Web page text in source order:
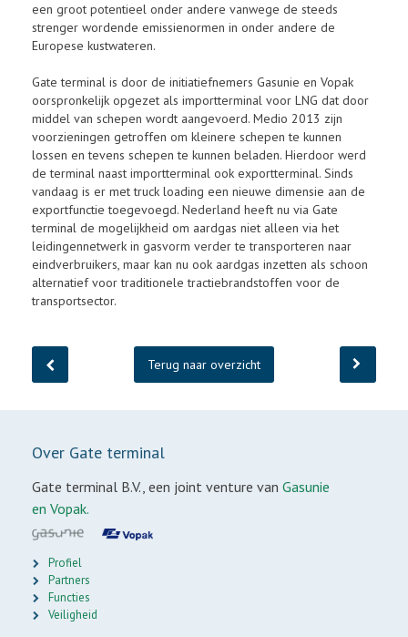
een groot potentieel onder andere vanwege de steeds
strenger wordende emissienormen in onder andere de
Europese kustwateren.
Gate terminal is door de initiatiefnemers Gasunie en Vopak
oorspronkelijk opgezet als importterminal voor LNG dat door
middel van schepen wordt aangevoerd. Medio 2013 zijn
voorzieningen getroffen om kleinere schepen te kunnen
lossen en tevens schepen te kunnen beladen. Hierdoor werd
de terminal naast importterminal ook exportterminal. Sinds
vandaag is er met truck loading een nieuwe dimensie aan de
exportfunctie toegevoegd. Nederland heeft nu via Gate
terminal de mogelijkheid om aardgas niet alleen via het
leidingennetwerk in gasvorm verder te transporteren naar
eindverbruikers, maar kan nu ook aardgas inzetten als schoon
alternatief voor traditionele tractiebrandstoffen voor de
transportsector.
Terug naar overzicht
Over Gate terminal
Gate terminal B.V., een joint venture van Gasunie
en Vopak.
Profiel
Partners
Functies
Veiligheid